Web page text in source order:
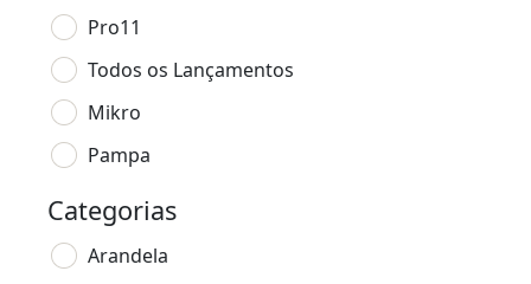
Pro11
Todos os Lançamentos
Mikro
Pampa
Categorias
Arandela